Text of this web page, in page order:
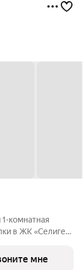
комнатная
в ЖК «Селигер
великих
мне